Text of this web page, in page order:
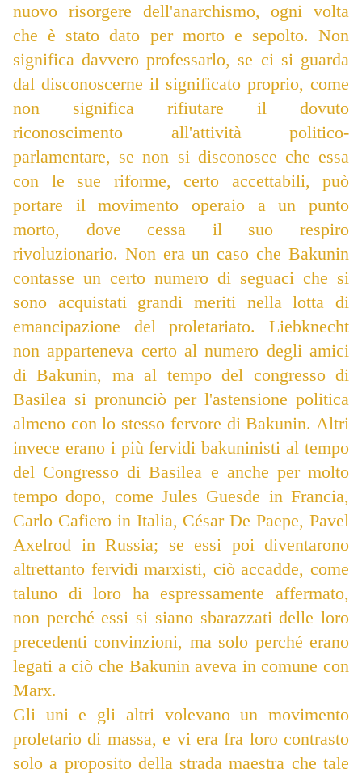
nuovo risorgere dell'anarchismo, ogni volta
che è stato dato per morto e sepolto. Non
significa davvero professarlo, se ci si guarda
dal disconoscerne il significato proprio, come
non significa rifiutare il dovuto
riconoscimento all'attività politico-
parlamentare, se non si disconosce che essa
con le sue riforme, certo accettabili, può
portare il movimento operaio a un punto
morto, dove cessa il suo respiro
rivoluzionario. Non era un caso che Bakunin
contasse un certo numero di seguaci che si
sono acquistati grandi meriti nella lotta di
emancipazione del proletariato. Liebknecht
non apparteneva certo al numero degli amici
di Bakunin, ma al tempo del congresso di
Basilea si pronunciò per l'astensione politica
almeno con lo stesso fervore di Bakunin. Altri
invece erano i più fervidi bakuninisti al tempo
del Congresso di Basilea e anche per molto
tempo dopo, come Jules Guesde in Francia,
Carlo Cafiero in Italia, César De Paepe, Pavel
Axelrod in Russia; se essi poi diventarono
altrettanto fervidi marxisti, ciò accadde, come
taluno di loro ha espressamente affermato,
non perché essi si siano sbarazzati delle loro
precedenti convinzioni, ma solo perché erano
legati a ciò che Bakunin aveva in comune con
Marx.
Gli uni e gli altri volevano un movimento
proletario di massa, e vi era fra loro contrasto
solo a proposito della strada maestra che tale